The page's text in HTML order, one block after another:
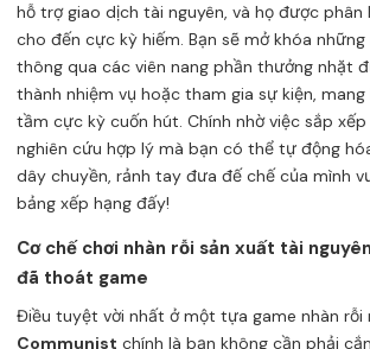
hỗ trợ giao dịch tài nguyên, và họ được
cho đến cực kỳ hiếm. Bạn sẽ mở khóa
thông qua các viên nang phần thưởng nhặt
thành nhiệm vụ hoặc tham gia sự kiện,
tầm cực kỳ cuốn hút. Chính nhờ việc sắp xếp
nghiên cứu hợp lý mà bạn có thể tự động
dây chuyền, rảnh tay đưa đế chế của mình
bảng xếp hạng đấy!
Cơ chế chơi nhàn rỗi sản xuất tài
đã thoát game
Điều tuyệt vời nhất ở một tựa game nhàn rỗi
Communist chính là bạn không cần phải